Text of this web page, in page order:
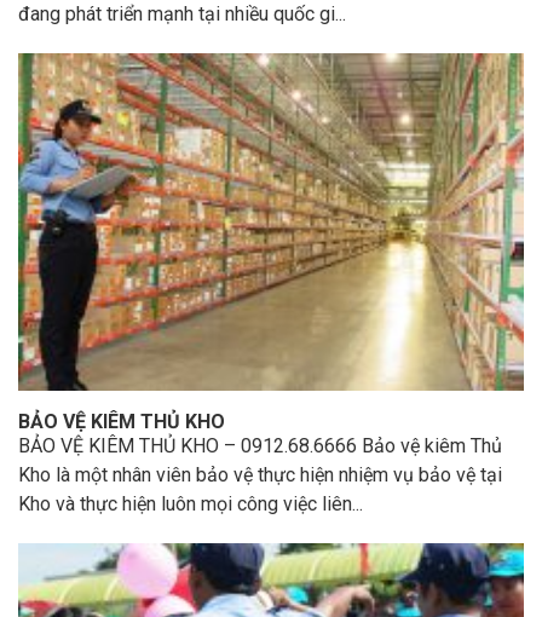
đang phát triển mạnh tại nhiều quốc gi...
BẢO VỆ KIÊM THỦ KHO
BẢO VỆ KIÊM THỦ KHO – 0912.68.6666 Bảo vệ kiêm Thủ
Kho là một nhân viên bảo vệ thực hiện nhiệm vụ bảo vệ tại
Kho và thực hiện luôn mọi công việc liên...